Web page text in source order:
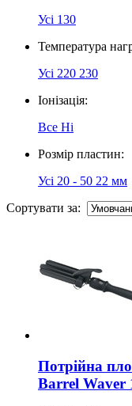
Усі 130
Температура
Усі 220 230
Іонізація:
Все Ні
Розмір пластин:
Усі 20 - 50 22 мм
Сортувати за:
Потрійна
Barrel Waver